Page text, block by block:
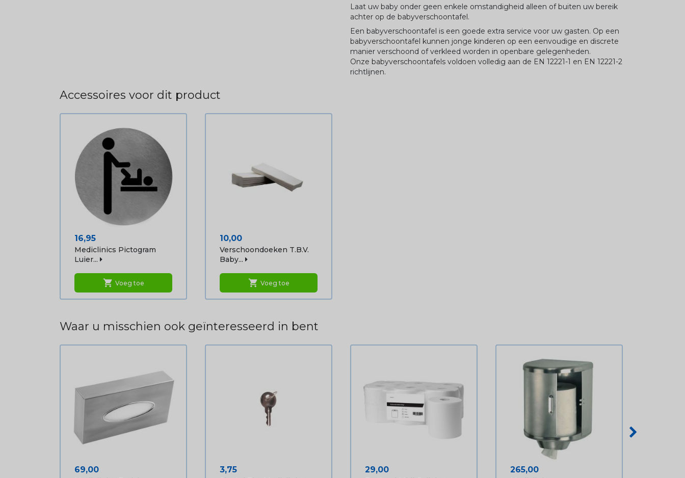
Laat uw baby onder geen enkele omstandigheid alleen of buiten uw bereik
achter op de babyverschoontafel.
Een babyverschoontafel is een goede extra service voor uw gasten. Op een
babyverschoontafel kunnen jonge kinderen op een eenvoudige en discrete
manier verschoond of verkleed worden in openbare gelegenheden.
Onze babyverschoontafels voldoen volledig aan de EN 12221-1 en EN 12221-2
richtlijnen.
Accessoires voor dit product
Prijs
16,95
Mediclinics Pictogram
Luier...
shopping_cart Voeg toe
Prijs
10,00
Verschoondoeken T.b.v.
Baby...
shopping_cart Voeg toe
Waar u misschien ook geïnteresseerd in bent
Prijs
69,00 Prijs
3,75 Prijs
29,00 Prijs
265,00